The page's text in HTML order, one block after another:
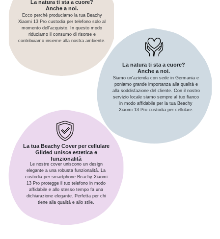
La natura ti sta a cuore?
Anche a noi.
Ecco perché produciamo la tua Beachy
Xiaomi 13 Pro custodia per telefono solo al
momento dell'acquisto. In questo modo
riduciamo il consumo di risorse e
contribuiamo insieme alla nostra ambiente.
La natura ti sta a cuore?
Anche a noi.
Siamo un'azienda con sede in Germania e
poniamo grande importanza alla qualità e
alla soddisfazione del cliente. Con il nostro
servizio locale siamo sempre al tuo fianco
in modo affidabile per la tua Beachy
Xiaomi 13 Pro custodia per cellulare.
La tua Beachy Cover per cellulare
Glided unisce estetica e
funzionalità
Le nostre cover uniscono un design
elegante a una robusta funzionalità. La
custodia per smartphone Beachy Xiaomi
13 Pro protegge il tuo telefono in modo
affidabile e allo stesso tempo fa una
dichiarazione elegante. Perfetta per chi
tiene alla qualità e allo stile.